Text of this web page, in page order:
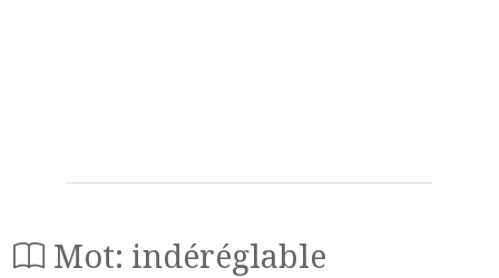
Mot: indéréglable